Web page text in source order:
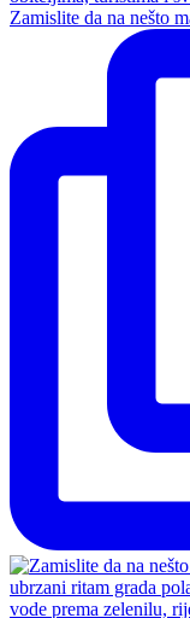
Zamislite da na nešto